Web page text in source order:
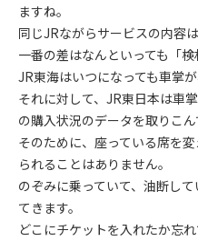
ますね。
同じJRながらサービスの内容
一番の差はなんといっても「検
JR東海はいつになっても車掌が
それに対して、JR東日本は車
の購入状況のデータを取りこん
そのために、座っている席を
られることはありません。
のぞみに乗っていて、油断し
てきます。
どこにチケットを入れたか忘